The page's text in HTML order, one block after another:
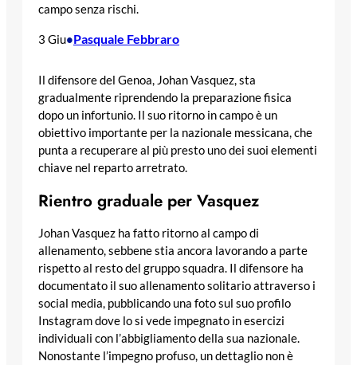
campo senza rischi.
3 Giu•Pasquale Febbraro
Il difensore del Genoa, Johan Vasquez, sta
gradualmente riprendendo la preparazione fisica
dopo un infortunio. Il suo ritorno in campo è un
obiettivo importante per la nazionale messicana, che
punta a recuperare al più presto uno dei suoi elementi
chiave nel reparto arretrato.
Rientro graduale per Vasquez
Johan Vasquez ha fatto ritorno al campo di
allenamento, sebbene stia ancora lavorando a parte
rispetto al resto del gruppo squadra. Il difensore ha
documentato il suo allenamento solitario attraverso i
social media, pubblicando una foto sul suo profilo
Instagram dove lo si vede impegnato in esercizi
individuali con l’abbigliamento della sua nazionale.
Nonostante l’impegno profuso, un dettaglio non è